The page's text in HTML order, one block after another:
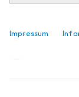
Impressum
Sono
rendermi